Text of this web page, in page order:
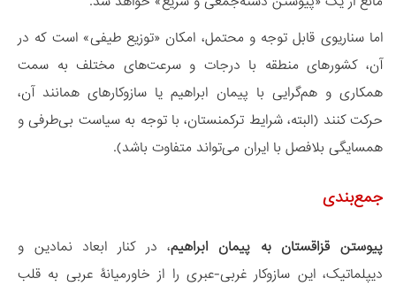
اما سناریوی قابل توجه و محتمل، امکان «توزیع طیفی» است که در
آن، کشورهای منطقه با درجات و سرعت‌های مختلف به سمت
همکاری و هم‌گرایی با پیمان ابراهیم یا سازوکارهای همانند آن،
حرکت کنند (البته، شرایط ترکمنستان، با توجه به سیاست بی‌طرفی و
همسایگی بلافصل با ایران می‌تواند متفاوت باشد).
جمع‌بندی
پیوستن قزاقستان به پیمان ابراهیم، در کنار ابعاد نمادین و
دیپلماتیک، این سازوکار غربی-عبری را از خاورمیانۀ عربی به قلب